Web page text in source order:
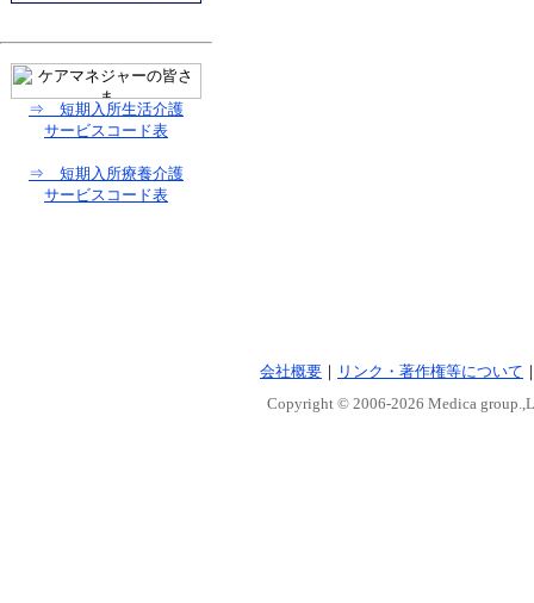
⇒ 短期入所生活介護
サービスコード表
⇒ 短期入所療養介護
サービスコード表
会社概要 ｜ リンク・著作権等について
Copyright © 2006-2026 Medica